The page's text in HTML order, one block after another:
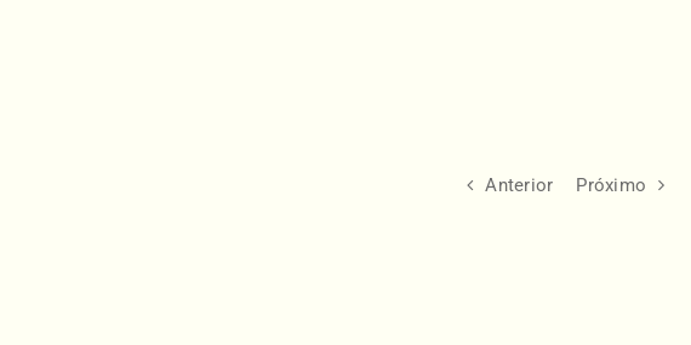
Anterior Próximo